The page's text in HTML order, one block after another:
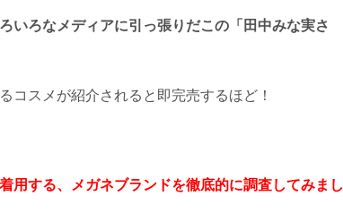
いろなメディアに引っ張りだこの「田中みな実さ
コスメが紹介されると即完売するほど！
用する、メガネブランドを徹底的に調査してみまし